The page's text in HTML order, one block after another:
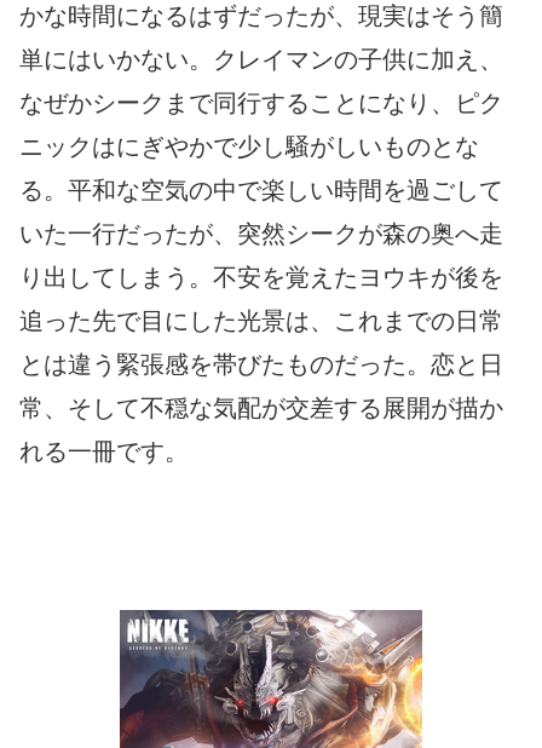
かな時間になるはずだったが、現実はそう簡
単にはいかない。クレイマンの子供に加え、
なぜかシークまで同行することになり、ピク
ニックはにぎやかで少し騒がしいものとな
る。平和な空気の中で楽しい時間を過ごして
いた一行だったが、突然シークが森の奥へ走
り出してしまう。不安を覚えたヨウキが後を
追った先で目にした光景は、これまでの日常
とは違う緊張感を帯びたものだった。恋と日
常、そして不穏な気配が交差する展開が描か
れる一冊です。